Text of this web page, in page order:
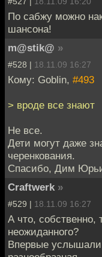
По сабжу можно
шансона!
m@stik@ »
#528 | 18.11.09 16:27
Кому: Goblin, #493
> вроде все знают
Не все.
Дети могут даже
черенкования.
Спасибо, Дим
Craftwerk »
#529 | 18.11.09 16:27
А что, собственно,
неожиданного?
Впервые